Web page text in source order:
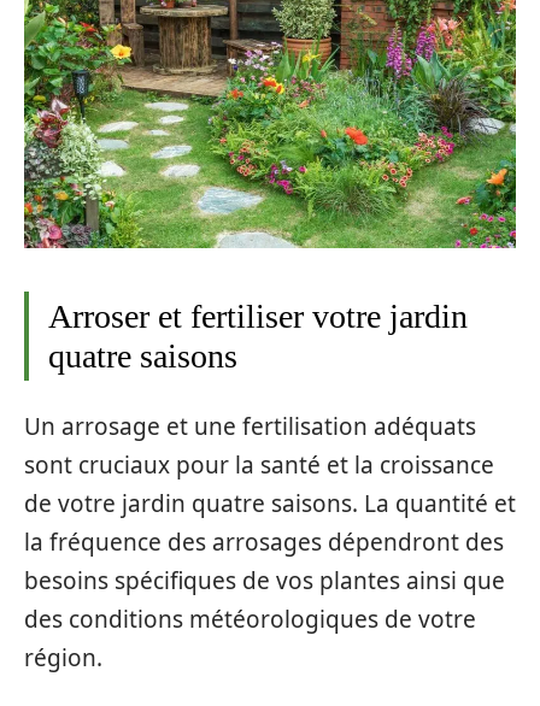
Arroser et fertiliser votre jardin
quatre saisons
Un arrosage et une fertilisation adéquats
sont cruciaux pour la santé et la croissance
de votre jardin quatre saisons. La quantité et
la fréquence des arrosages dépendront des
besoins spécifiques de vos plantes ainsi que
des conditions météorologiques de votre
région.